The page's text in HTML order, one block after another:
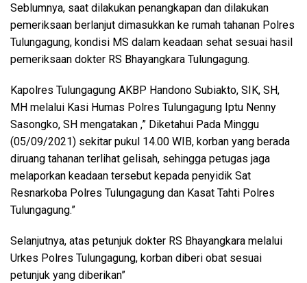
Seblumnya, saat dilakukan penangkapan dan dilakukan
pemeriksaan berlanjut dimasukkan ke rumah tahanan Polres
Tulungagung, kondisi MS dalam keadaan sehat sesuai hasil
pemeriksaan dokter RS Bhayangkara Tulungagung.
Kapolres Tulungagung AKBP Handono Subiakto, SIK, SH,
MH melalui Kasi Humas Polres Tulungagung Iptu Nenny
Sasongko, SH mengatakan ,” Diketahui Pada Minggu
(05/09/2021) sekitar pukul 14.00 WIB, korban yang berada
diruang tahanan terlihat gelisah, sehingga petugas jaga
melaporkan keadaan tersebut kepada penyidik Sat
Resnarkoba Polres Tulungagung dan Kasat Tahti Polres
Tulungagung.”
Selanjutnya, atas petunjuk dokter RS Bhayangkara melalui
Urkes Polres Tulungagung, korban diberi obat sesuai
petunjuk yang diberikan”